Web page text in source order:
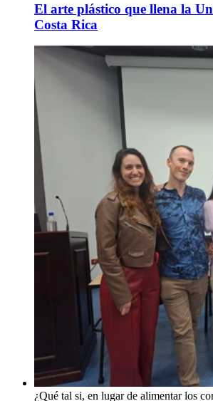
El arte plástico que llena la
Costa Rica
¿Qué tal si, en lugar de alimentar los